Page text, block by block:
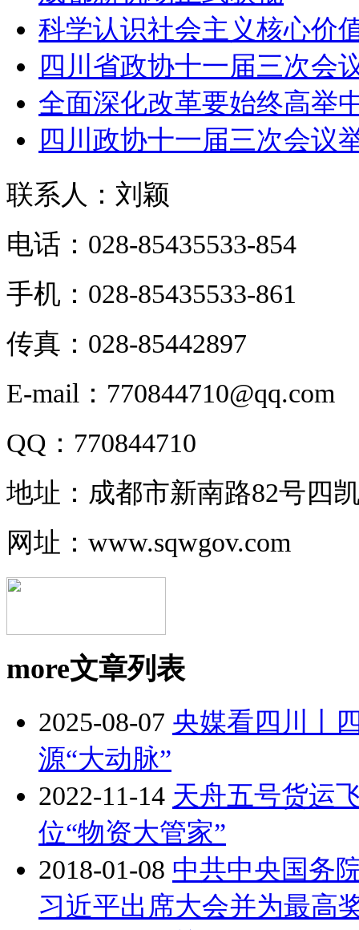
科学认识社会主义核心价
四川省政协十一届三次会
全面深化改革要始终高举
四川政协十一届三次会议
联系人：刘颖
电话：028-85435533-854
手机：028-85435533-861
传真：028-85442897
E-mail：770844710@qq.com
QQ：770844710
地址：成都市新南路82号四
网址：www.sqwgov.com
more文章列表
2025-08-07 央媒看四川丨
源“大动脉”
2022-11-14 天舟五号货运
位“物资大管家”
2018-01-08 中共中央国务
习近平出席大会并为最高